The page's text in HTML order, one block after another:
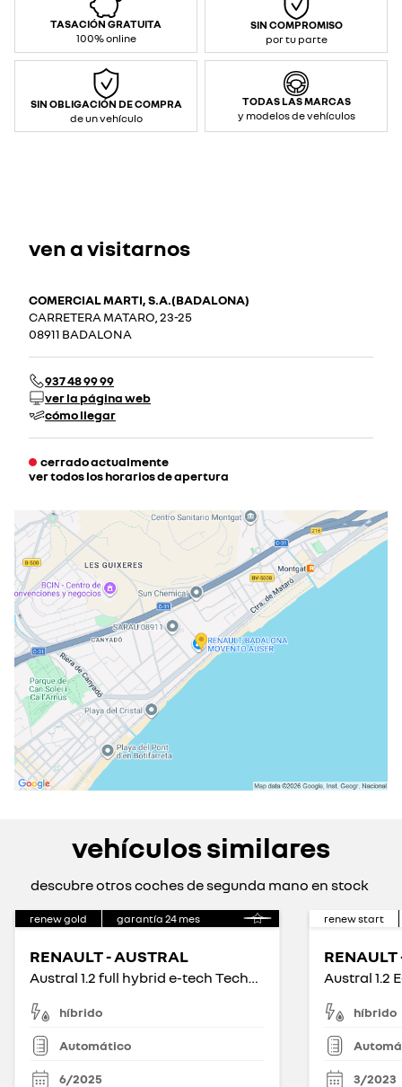
TASACIÓN GRATUITA
100% online
SIN COMPROMISO
por tu parte
SIN OBLIGACIÓN DE COMPRA
de un vehículo
TODAS LAS MARCAS
y modelos de vehículos
ven a visitarnos
COMERCIAL MARTI, S.A.(BADALONA)
CARRETERA MATARO, 23-25
08911 BADALONA
937 48 99 99
ver la página web
cómo llegar
cerrado actualmente
ver todos los horarios de apertura
martes
09:00 - 13:3016:00 - 20:00
miércoles
09:00 - 13:3016:00 - 20:00
jueves
09:00 - 13:3016:00 - 20:00
viernes
09:00 - 13:30 16:00 - 20:00
sábado
10:00 - 13:3017:00 - 20:00
cerrado el 15 ago 2026
domingo
cerrado actualmente
vehículos similares
descubre otros coches de segunda mano en stock
renew gold garantía 24 mes
RENAULT - AUSTRAL
Austral 1.2 full hybrid e-tech Techno 146kW
híbrido
Automático
6/2025
renew start
híbrido
3/2023